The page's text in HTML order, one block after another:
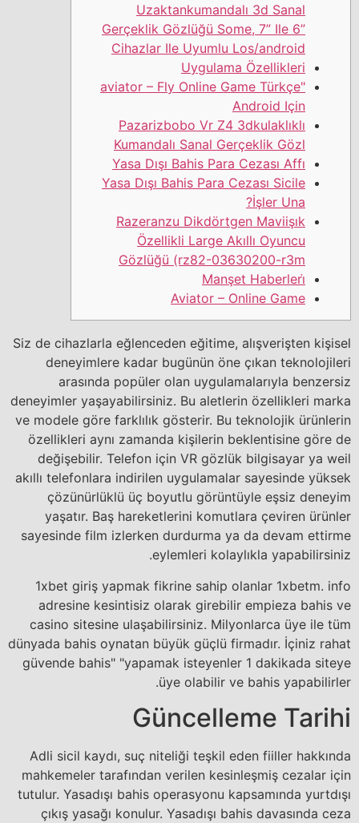
Uzaktankumandalı 3d Sanal
Gerçeklik Gözlüğü Some, 7” Ile 6”
Cihazlar Ile Uyumlu Los/android
Uygulama Özellikleri
"aviator – Fly Online Game Türkçe
Android Için
Pazarizbobo Vr Z4 3dkulaklıklı
Kumandalı Sanal Gerçeklik Gözl
Yasa Dışı Bahis Para Cezası Affı
Yasa Dışı Bahis Para Cezası Sicile
İşler Una?
Razeranzu Dikdörtgen Maviişık
Özellikli Large Akıllı Oyuncu
Gözlüğü (rz82-03630200-r3m
Manşet Haberleri̇
Aviator – Online Game
Siz de cihazlarla eğlenceden eğitime, alışverişten kişisel
deneyimlere kadar bugünün öne çıkan teknolojileri
arasında popüler olan uygulamalarıyla benzersiz
deneyimler yaşayabilirsiniz. Bu aletlerin özellikleri marka
ve modele göre farklılık gösterir. Bu teknolojik ürünlerin
özellikleri aynı zamanda kişilerin beklentisine göre de
değişebilir. Telefon için VR gözlük bilgisayar ya weil
akıllı telefonlara indirilen uygulamalar sayesinde yüksek
çözünürlüklü üç boyutlu görüntüyle eşsiz deneyim
yaşatır. Baş hareketlerini komutlara çeviren ürünler
sayesinde film izlerken durdurma ya da devam ettirme
eylemleri kolaylıkla yapabilirsiniz.
1xbet giriş yapmak fikrine sahip olanlar 1xbetm. info
adresine kesintisiz olarak girebilir empieza bahis ve
casino sitesine ulaşabilirsiniz. Milyonlarca üye ile tüm
dünyada bahis oynatan büyük güçlü firmadır. İçiniz rahat
güvende bahis" "yapamak isteyenler 1 dakikada siteye
üye olabilir ve bahis yapabilirler.
Güncelleme Tarihi
Adli sicil kaydı, suç niteliği teşkil eden fiiller hakkında
mahkemeler tarafından verilen kesinleşmiş cezalar için
tutulur. Yasadışı bahis operasyonu kapsamında yurtdışı
çıkış yasağı konulur. Yasadışı bahis davasında ceza